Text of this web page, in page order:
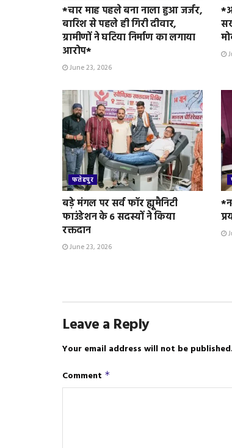
*चार माह पहले बना नाला हुआ जर्जर,
बारिश से पहले ही गिरी दीवार,
ग्रामीणों ने घटिया निर्माण का लगाया
आरोप*
June 23, 2026
फतेहपुर
बड़े मंगल पर सर्व फॉर ह्यूमैनिटी
फाउंडेशन के 6 सदस्यों ने किया
रक्तदान
June 23, 2026
Leave a Reply
Your email address will not be published.
Comment *